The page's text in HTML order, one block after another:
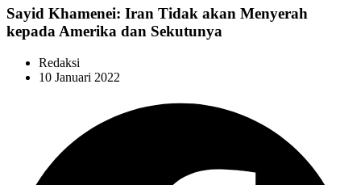
Sayid Khamenei: Iran Tidak akan Menyerah
kepada Amerika dan Sekutunya
Redaksi
10 Januari 2022